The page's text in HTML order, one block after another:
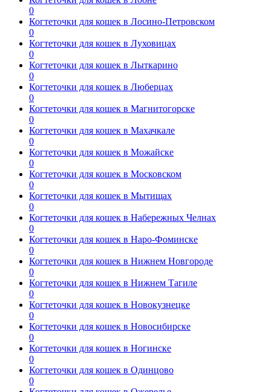
0
Когтеточки для кошек в Лосино-Петровском
0
Когтеточки для кошек в Луховицах
0
Когтеточки для кошек в Лыткарино
0
Когтеточки для кошек в Люберцах
0
Когтеточки для кошек в Магнитогорске
0
Когтеточки для кошек в Махачкале
0
Когтеточки для кошек в Можайске
0
Когтеточки для кошек в Московском
0
Когтеточки для кошек в Мытищах
0
Когтеточки для кошек в Набережных Челнах
0
Когтеточки для кошек в Наро-Фоминске
0
Когтеточки для кошек в Нижнем Новгороде
0
Когтеточки для кошек в Нижнем Тагиле
0
Когтеточки для кошек в Новокузнецке
0
Когтеточки для кошек в Новосибирске
0
Когтеточки для кошек в Ногинске
0
Когтеточки для кошек в Одинцово
0